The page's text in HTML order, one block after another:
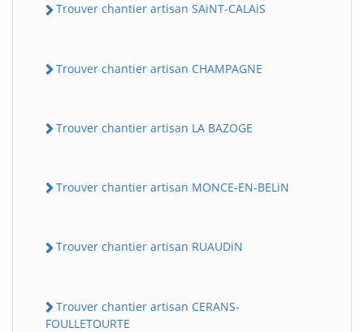
Trouver chantier artisan SAiNT-CALAiS
Trouver chantier artisan CHAMPAGNE
Trouver chantier artisan LA BAZOGE
Trouver chantier artisan MONCE-EN-BELiN
Trouver chantier artisan RUAUDiN
Trouver chantier artisan CERANS-
FOULLETOURTE